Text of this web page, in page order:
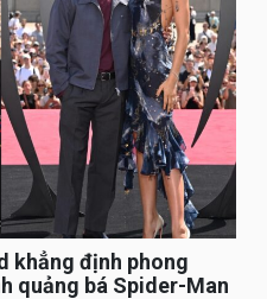
khẳng định phong
quảng bá Spider-Man